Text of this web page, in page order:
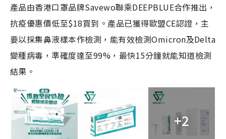
產品由香港口罩品牌Savewo聯乘DEEPBLUE合作推出，
抗疫優惠價低至$18買到。產品已獲得歐盟CE認證，主
要以採集鼻液樣本作檢測，能有效檢測Omicron及Delta
變種病毒，準確度達至99%，最快15分鐘就能知道檢測
結果。
+2